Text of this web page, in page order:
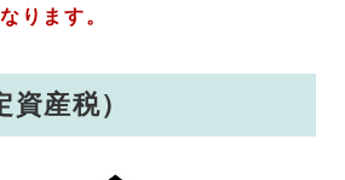
ります。
産税）